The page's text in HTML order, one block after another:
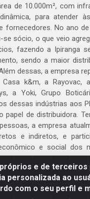
e de terceiros
personalizada ao
com o seu perfil e
de 10.000m², com
para atender
fornecedores. No ano
sócio, o que veio
fazendo a Ipiranga
sendo a maior
dessas, a empresa
k&m, a Rayovac,
a Yoki, Grupo
dessas indústrias aos
papel de distribuidora.
a empresa
e indiretos, e
e social dos
do nosso time!